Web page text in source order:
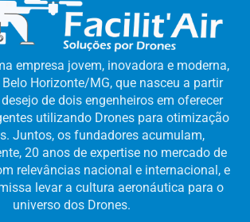
empresa jovem, inovadora e moderna,
Horizonte/MG, que nasceu a partir
de dois engenheiros em oferecer
utilizando Drones para otimização
Juntos, os fundadores acumulam,
20 anos de expertise no mercado de
relevâncias nacional e internacional, e
levar a cultura aeronáutica para o
universo dos Drones.